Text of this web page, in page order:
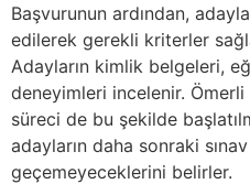
Başvurunun ardından,
edilerek gerekli kriterler
Adayların kimlik belgeleri,
deneyimleri incelenir.
süreci de bu şekilde
adayların daha sonraki
geçemeyeceklerini belirler.